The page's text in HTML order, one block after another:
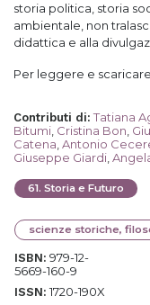
storia politica, storia
ambientale, non
didattica e alla
Per leggere e
Contributi di: Tatiana
Bitumi Cristina Bon
Catena Antonio
Giuseppe Giardi
61. Storia e Futuro
scienze storiche,
ISBN: 979-12-
5669-160-9
ISSN: 1720-190X